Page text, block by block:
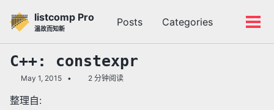
listcomp Pro
温故而知新
Posts Categories
切
换
C++: constexpr
May 1, 2015 2 分钟阅读
整理自: